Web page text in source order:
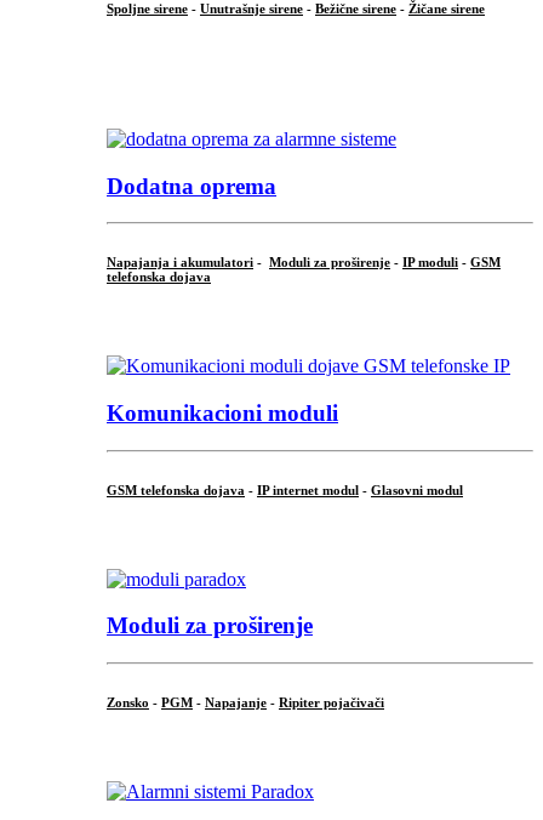
Spoljne sirene - Unutrašnje sirene - Bežične sirene - Žičane sirene
Dodatna oprema
Napajanja i akumulatori - Moduli za proširenje - IP moduli - GSM
telefonska dojava
Komunikacioni moduli
GSM telefonska dojava - IP internet modul - Glasovni modul
Moduli za proširenje
Zonsko - PGM - Napajanje - Ripiter pojačivači